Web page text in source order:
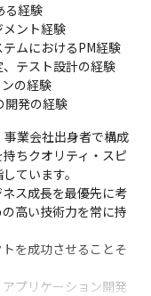
アントのパートナー
体のオーナーとして
きやすい環境です。
ことを重視していま
間も柔軟に決めてい
る経験
メント経験
ムにおけるPM経験
テスト設計の経験
の経験
開発の経験
業会社出身者で構成
ちクオリティ・スピ
ています。
ス成長を最優先に考
高い技術力を常に持
を成功させることそ
プリケーション開発